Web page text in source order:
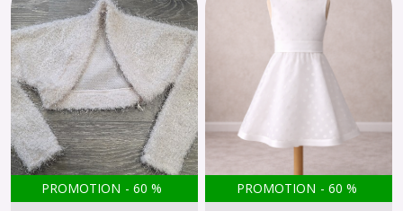
PROMOTION - 60 %
PROMOTION - 60 %